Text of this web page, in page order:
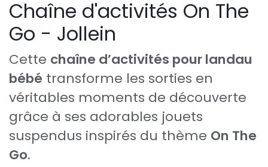
Chaîne d'activités On The
Go - Jollein
Cette chaîne d’activités pour landau
bébé transforme les sorties en
véritables moments de découverte
grâce à ses adorables jouets
suspendus inspirés du thème On The
Go.